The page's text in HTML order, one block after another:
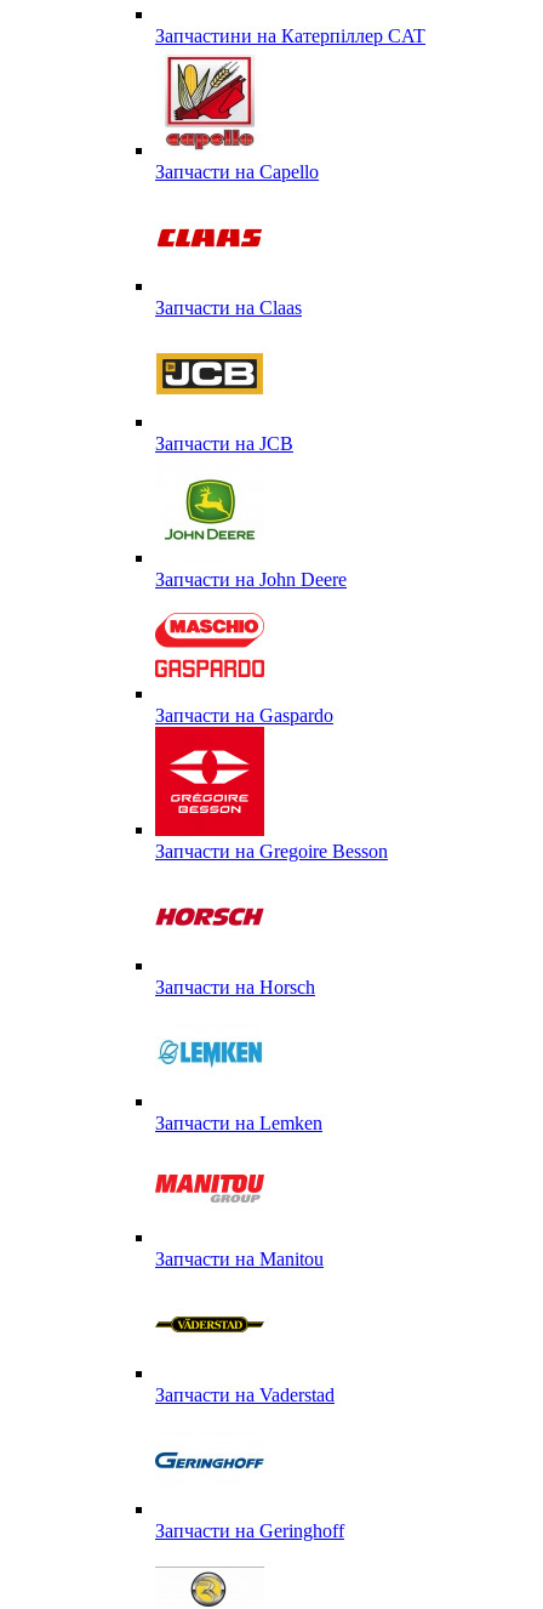
Запчастини на Катерпіллер CAT
Запчасти на Capello
Запчасти на Сlaas
Запчасти на JCB
Запчасти на John Deere
Запчасти на Gaspardo
Запчасти на Gregoire Besson
Запчасти на Horsch
Запчасти на Lemken
Запчасти на Manitou
Запчасти на Vaderstad
Запчасти на Geringhoff